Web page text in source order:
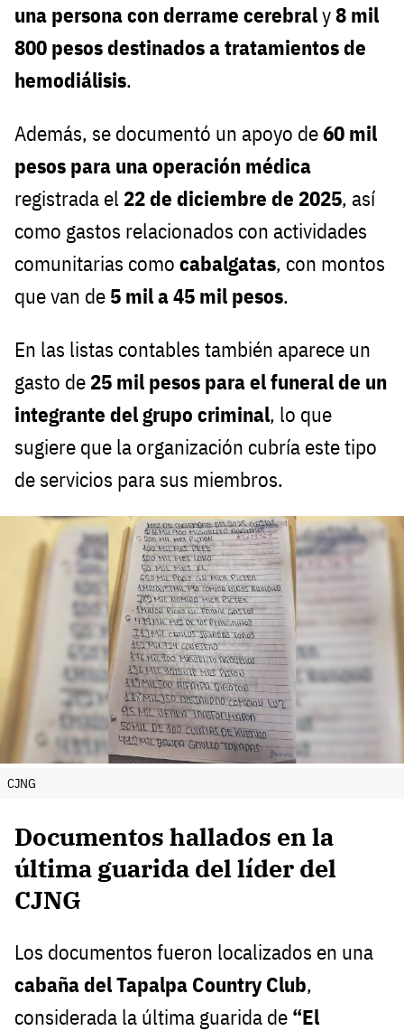
una persona con derrame cerebraly8 mil
800 pesos destinados a tratamientos de
hemodiálisis.
Además, se documentó un apoyo de60 mil
pesos para una operación médica
registrada el 22 de diciembre de 2025, así
como gastos relacionados con actividades
comunitarias como cabalgatas, con montos
que van de 5 mil a 45 mil pesos.
En las listas contables también aparece un
gasto de 25 mil pesos para el funeral de un
integrante del grupo criminal, lo que
sugiere que la organización cubría este tipo
de servicios para sus miembros.
CJNG
Documentos hallados en la
última guarida del líder del
CJNG
Los documentos fueron localizados en una
cabaña del Tapalpa Country Club,
considerada la última guarida de “El